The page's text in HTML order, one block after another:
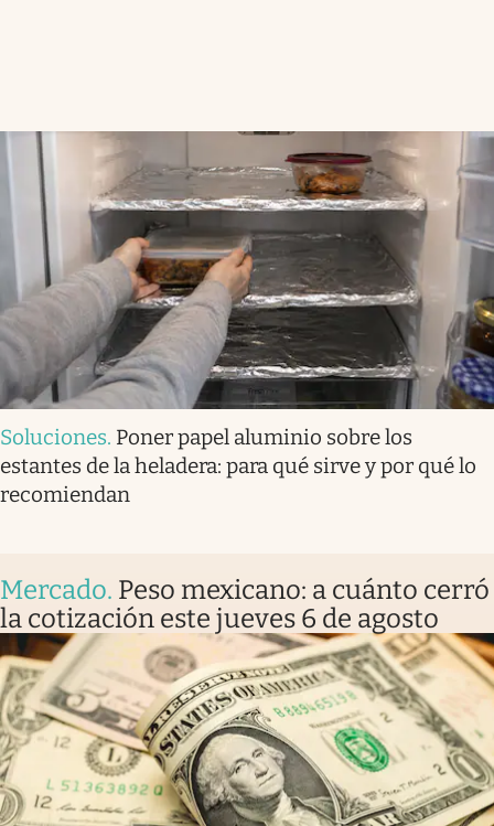
Soluciones. Poner papel aluminio sobre los
estantes de la heladera: para qué sirve y por qué lo
recomiendan
Mercado. Peso mexicano: a cuánto cerró
la cotización este jueves 6 de agosto